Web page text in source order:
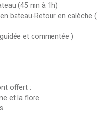
(45 mn à 1h)
bateau-Retour en calèche (
et commentée )
offert :
et la flore